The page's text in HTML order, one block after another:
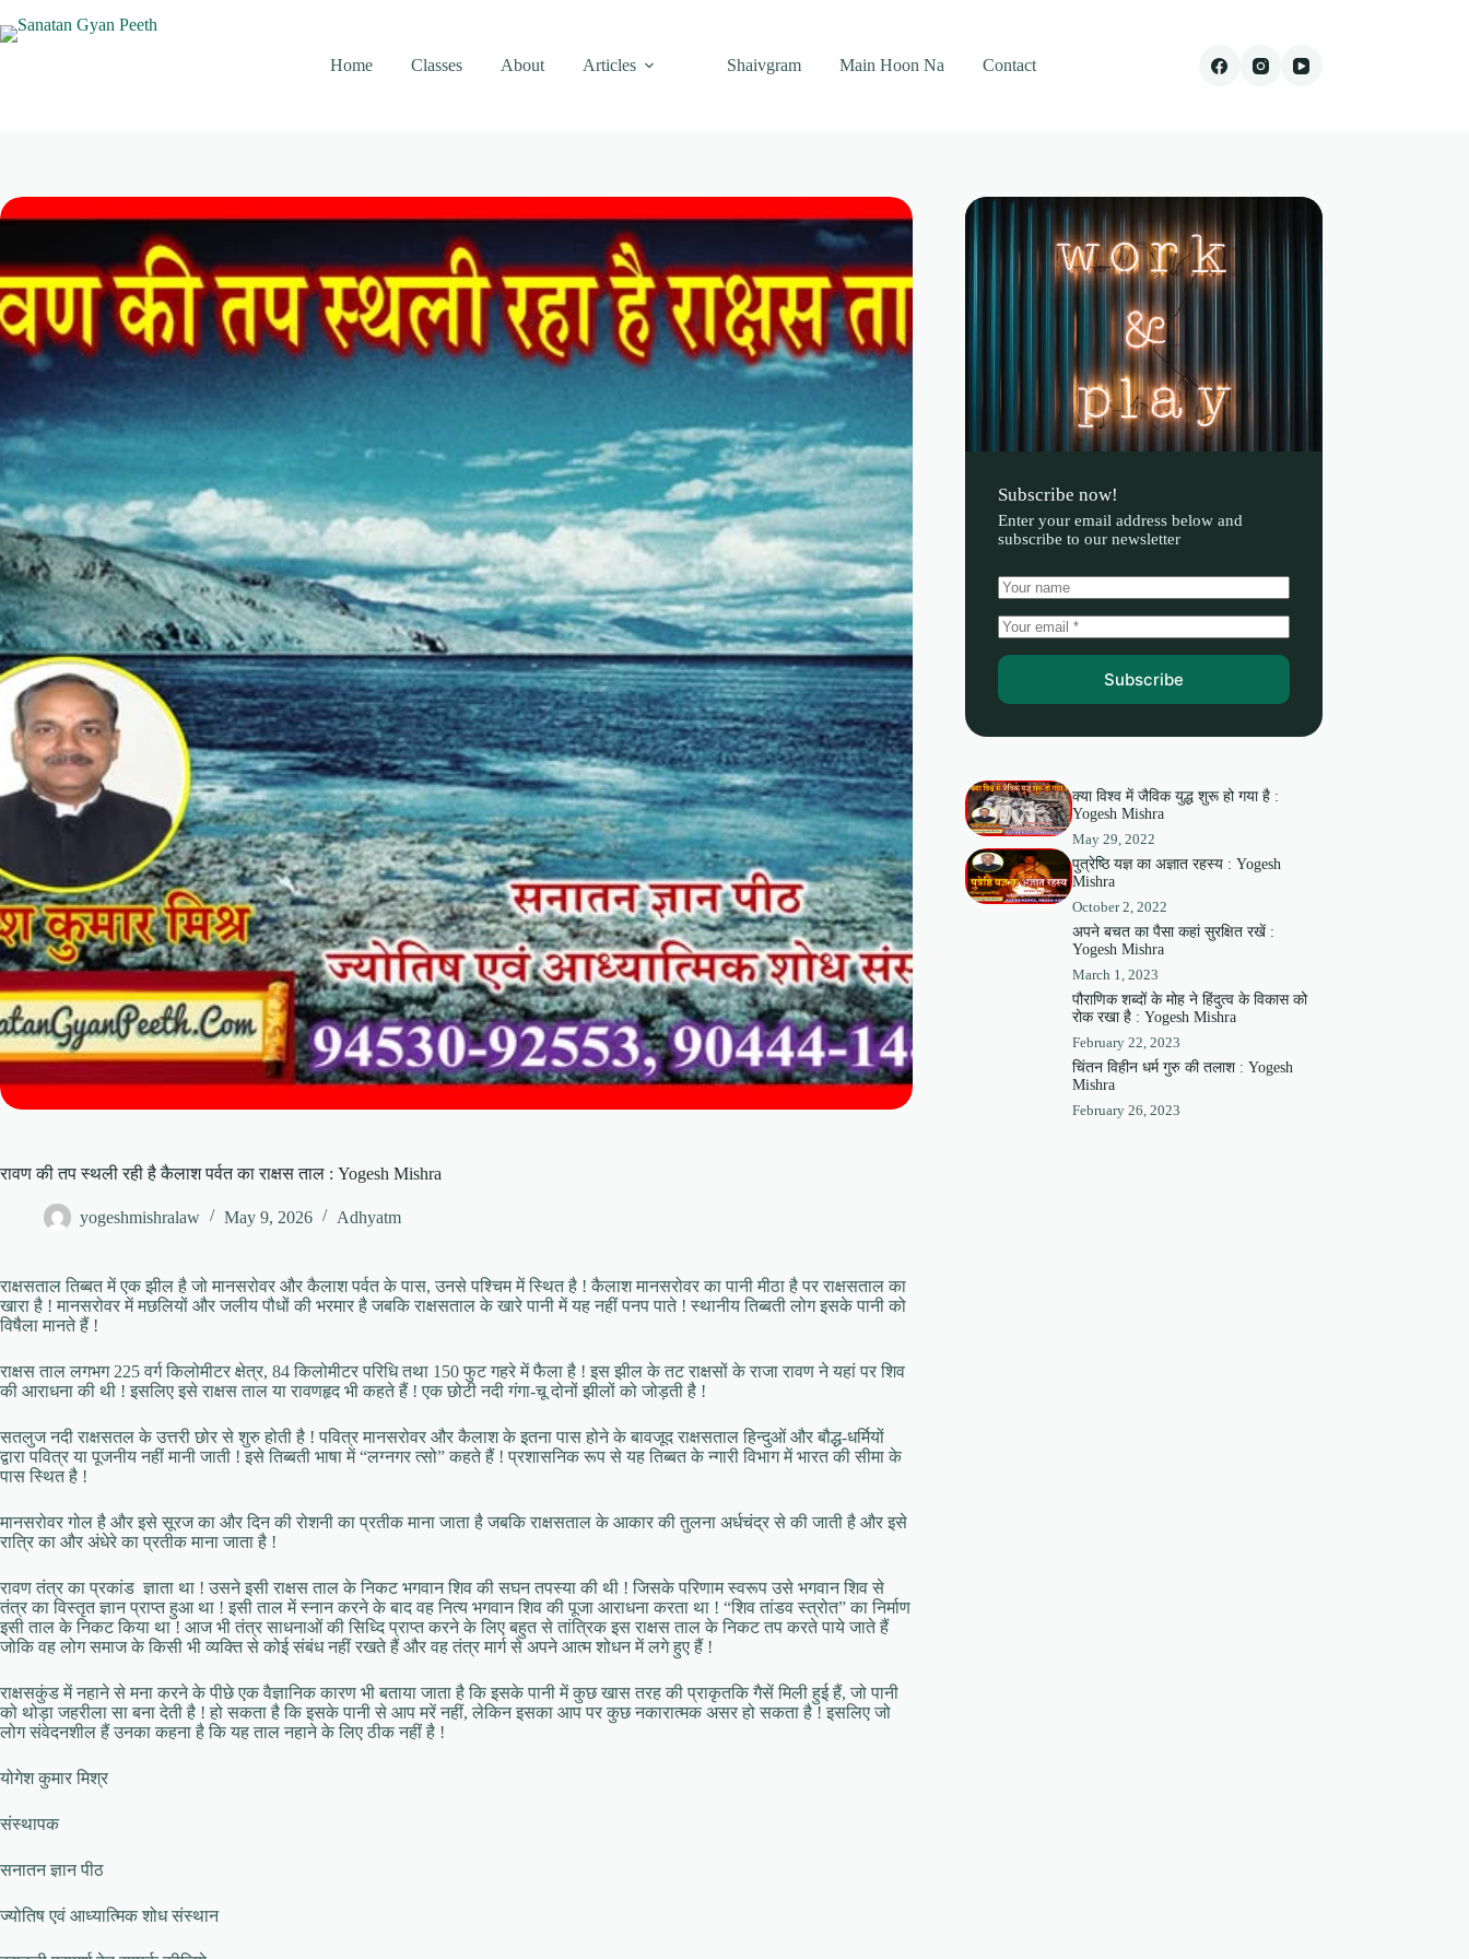
to
content
Home
Classes About Articles Shaivgram Main Hoon Na Contact
रावण की तप स्थली रही है कैलाश पर्वत का राक्षस ताल : Yogesh Mishra
yogeshmishralaw May 9, 2026 Adhyatm
राक्षसताल तिब्बत में एक झील है जो मानसरोवर और कैलाश पर्वत के पास, उनसे पश्चिम में स्थित है ! कैलाश मानसरोवर का पानी मीठा है पर राक्षसताल का
खारा है ! मानसरोवर में मछलियों और जलीय पौधों की भरमार है जबकि राक्षसताल के खारे पानी में यह नहीं पनप पाते ! स्थानीय तिब्बती लोग इसके पानी को
विषैला मानते हैं !
राक्षस ताल लगभग 225 वर्ग किलोमीटर क्षेत्र, 84 किलोमीटर परिधि तथा 150 फुट गहरे में फैला है ! इस झील के तट राक्षसों के राजा रावण ने यहां पर शिव
की आराधना की थी ! इसलिए इसे राक्षस ताल या रावणहृद भी कहते हैं ! एक छोटी नदी गंगा-चू दोनों झीलों को जोड़ती है !
सतलुज नदी राक्षसतल के उत्तरी छोर से शुरु होती है ! पवित्र मानसरोवर और कैलाश के इतना पास होने के बावजूद राक्षसताल हिन्दुओं और बौद्ध-धर्मियों
द्वारा पवित्र या पूजनीय नहीं मानी जाती ! इसे तिब्बती भाषा में “लग्नगर त्सो” कहते हैं ! प्रशासनिक रूप से यह तिब्बत के न्गारी विभाग में भारत की सीमा के
पास स्थित है !
मानसरोवर गोल है और इसे सूरज का और दिन की रोशनी का प्रतीक माना जाता है जबकि राक्षसताल के आकार की तुलना अर्धचंद्र से की जाती है और इसे
रात्रि का और अंधेरे का प्रतीक माना जाता है !
रावण तंत्र का प्रकांड ज्ञाता था ! उसने इसी राक्षस ताल के निकट भगवान शिव की सघन तपस्या की थी ! जिसके परिणाम स्वरूप उसे भगवान शिव से
तंत्र का विस्तृत ज्ञान प्राप्त हुआ था ! इसी ताल में स्नान करने के बाद वह नित्य भगवान शिव की पूजा आराधना करता था ! “शिव तांडव स्त्रोत” का निर्माण
इसी ताल के निकट किया था ! आज भी तंत्र साधनाओं की सिध्दि प्राप्त करने के लिए बहुत से तांत्रिक इस राक्षस ताल के निकट तप करते पाये जाते हैं
जोकि वह लोग समाज के किसी भी व्यक्ति से कोई संबंध नहीं रखते हैं और वह तंत्र मार्ग से अपने आत्म शोधन में लगे हुए हैं !
राक्षसकुंड में नहाने से मना करने के पीछे एक वैज्ञानिक कारण भी बताया जाता है कि इसके पानी में कुछ खास तरह की प्राकृतकि गैसें मिली हुई हैं, जो पानी
को थोड़ा जहरीला सा बना देती है ! हो सकता है कि इसके पानी से आप मरें नहीं, लेकिन इसका आप पर कुछ नकारात्मक असर हो सकता है ! इसलिए जो
लोग संवेदनशील हैं उनका कहना है कि यह ताल नहाने के लिए ठीक नहीं है !
योगेश कुमार मिश्र
संस्थापक
सनातन ज्ञान पीठ
ज्योतिष एवं आध्यात्मिक शोध संस्थान
Subscribe now!
Enter your email address below and
subscribe to our newsletter
Subscribe
क्या विश्व में जैविक युद्ध शुरू हो गया है :
Yogesh Mishra
May 29, 2022
पुत्रेष्ठि यज्ञ का अज्ञात रहस्य : Yogesh
Mishra
October 2, 2022
अपने बचत का पैसा कहां सुरक्षित रखें :
Yogesh Mishra
March 1, 2023
पौराणिक शब्दों के मोह ने हिंदुत्व के विकास को
रोक रखा है : Yogesh Mishra
February 22, 2023
चिंतन विहीन धर्म गुरु की तलाश : Yogesh
Mishra
February 26, 2023